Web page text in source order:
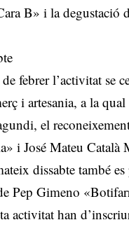
B» i la degustació
febrer l’activitat se
i artesania, a la
el
i José Mateu
dissabte també
Pep Gimeno
activitat han